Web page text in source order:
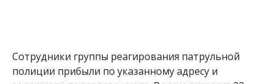
Сотрудники группы реагирования патрульной
полиции прибыли по указанному адресу и